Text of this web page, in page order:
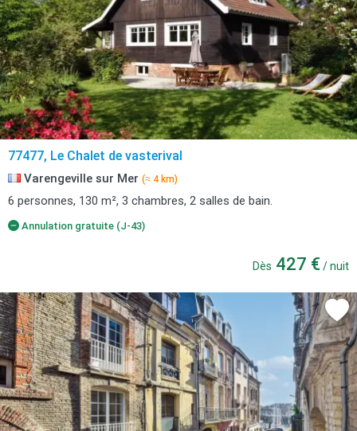
77477, Le Chalet de vasterival
Varengeville sur Mer (≈ 4 km)
6 personnes, 130 m², 3 chambres, 2 salles de bain.
Annulation gratuite (J-43)
Dès 427 € / nuit